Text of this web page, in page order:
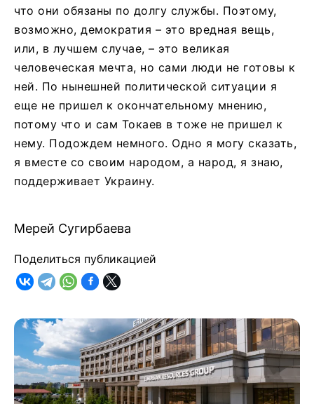
что они обязаны по долгу службы. Поэтому,
возможно, демократия – это вредная вещь,
или, в лучшем случае, – это великая
человеческая мечта, но сами люди не готовы к
ней. По нынешней политической ситуации я
еще не пришел к окончательному мнению,
потому что и сам Токаев в тоже не пришел к
нему. Подождем немного. Одно я могу сказать,
я вместе со своим народом, а народ, я знаю,
поддерживает Украину.
Мерей Сугирбаева
Поделиться публикацией